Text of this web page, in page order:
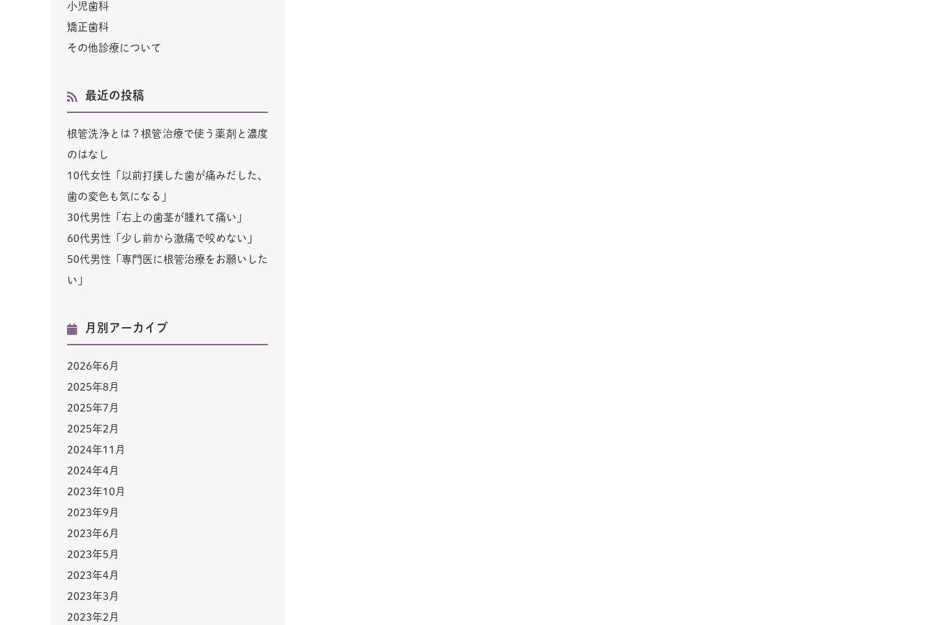
小児歯科
矯正歯科
その他診療について
最近の投稿
根管洗浄とは？根管治療で使う薬剤と濃度
のはなし
10代女性「以前打撲した歯が痛みだした、
歯の変色も気になる」
30代男性「右上の歯茎が腫れて痛い」
60代男性「少し前から激痛で咬めない」
50代男性「専門医に根管治療をお願いした
い」
月別アーカイブ
2026年6月
2025年8月
2025年7月
2025年2月
2024年11月
2024年4月
2023年10月
2023年9月
2023年6月
2023年5月
2023年4月
2023年3月
2023年2月